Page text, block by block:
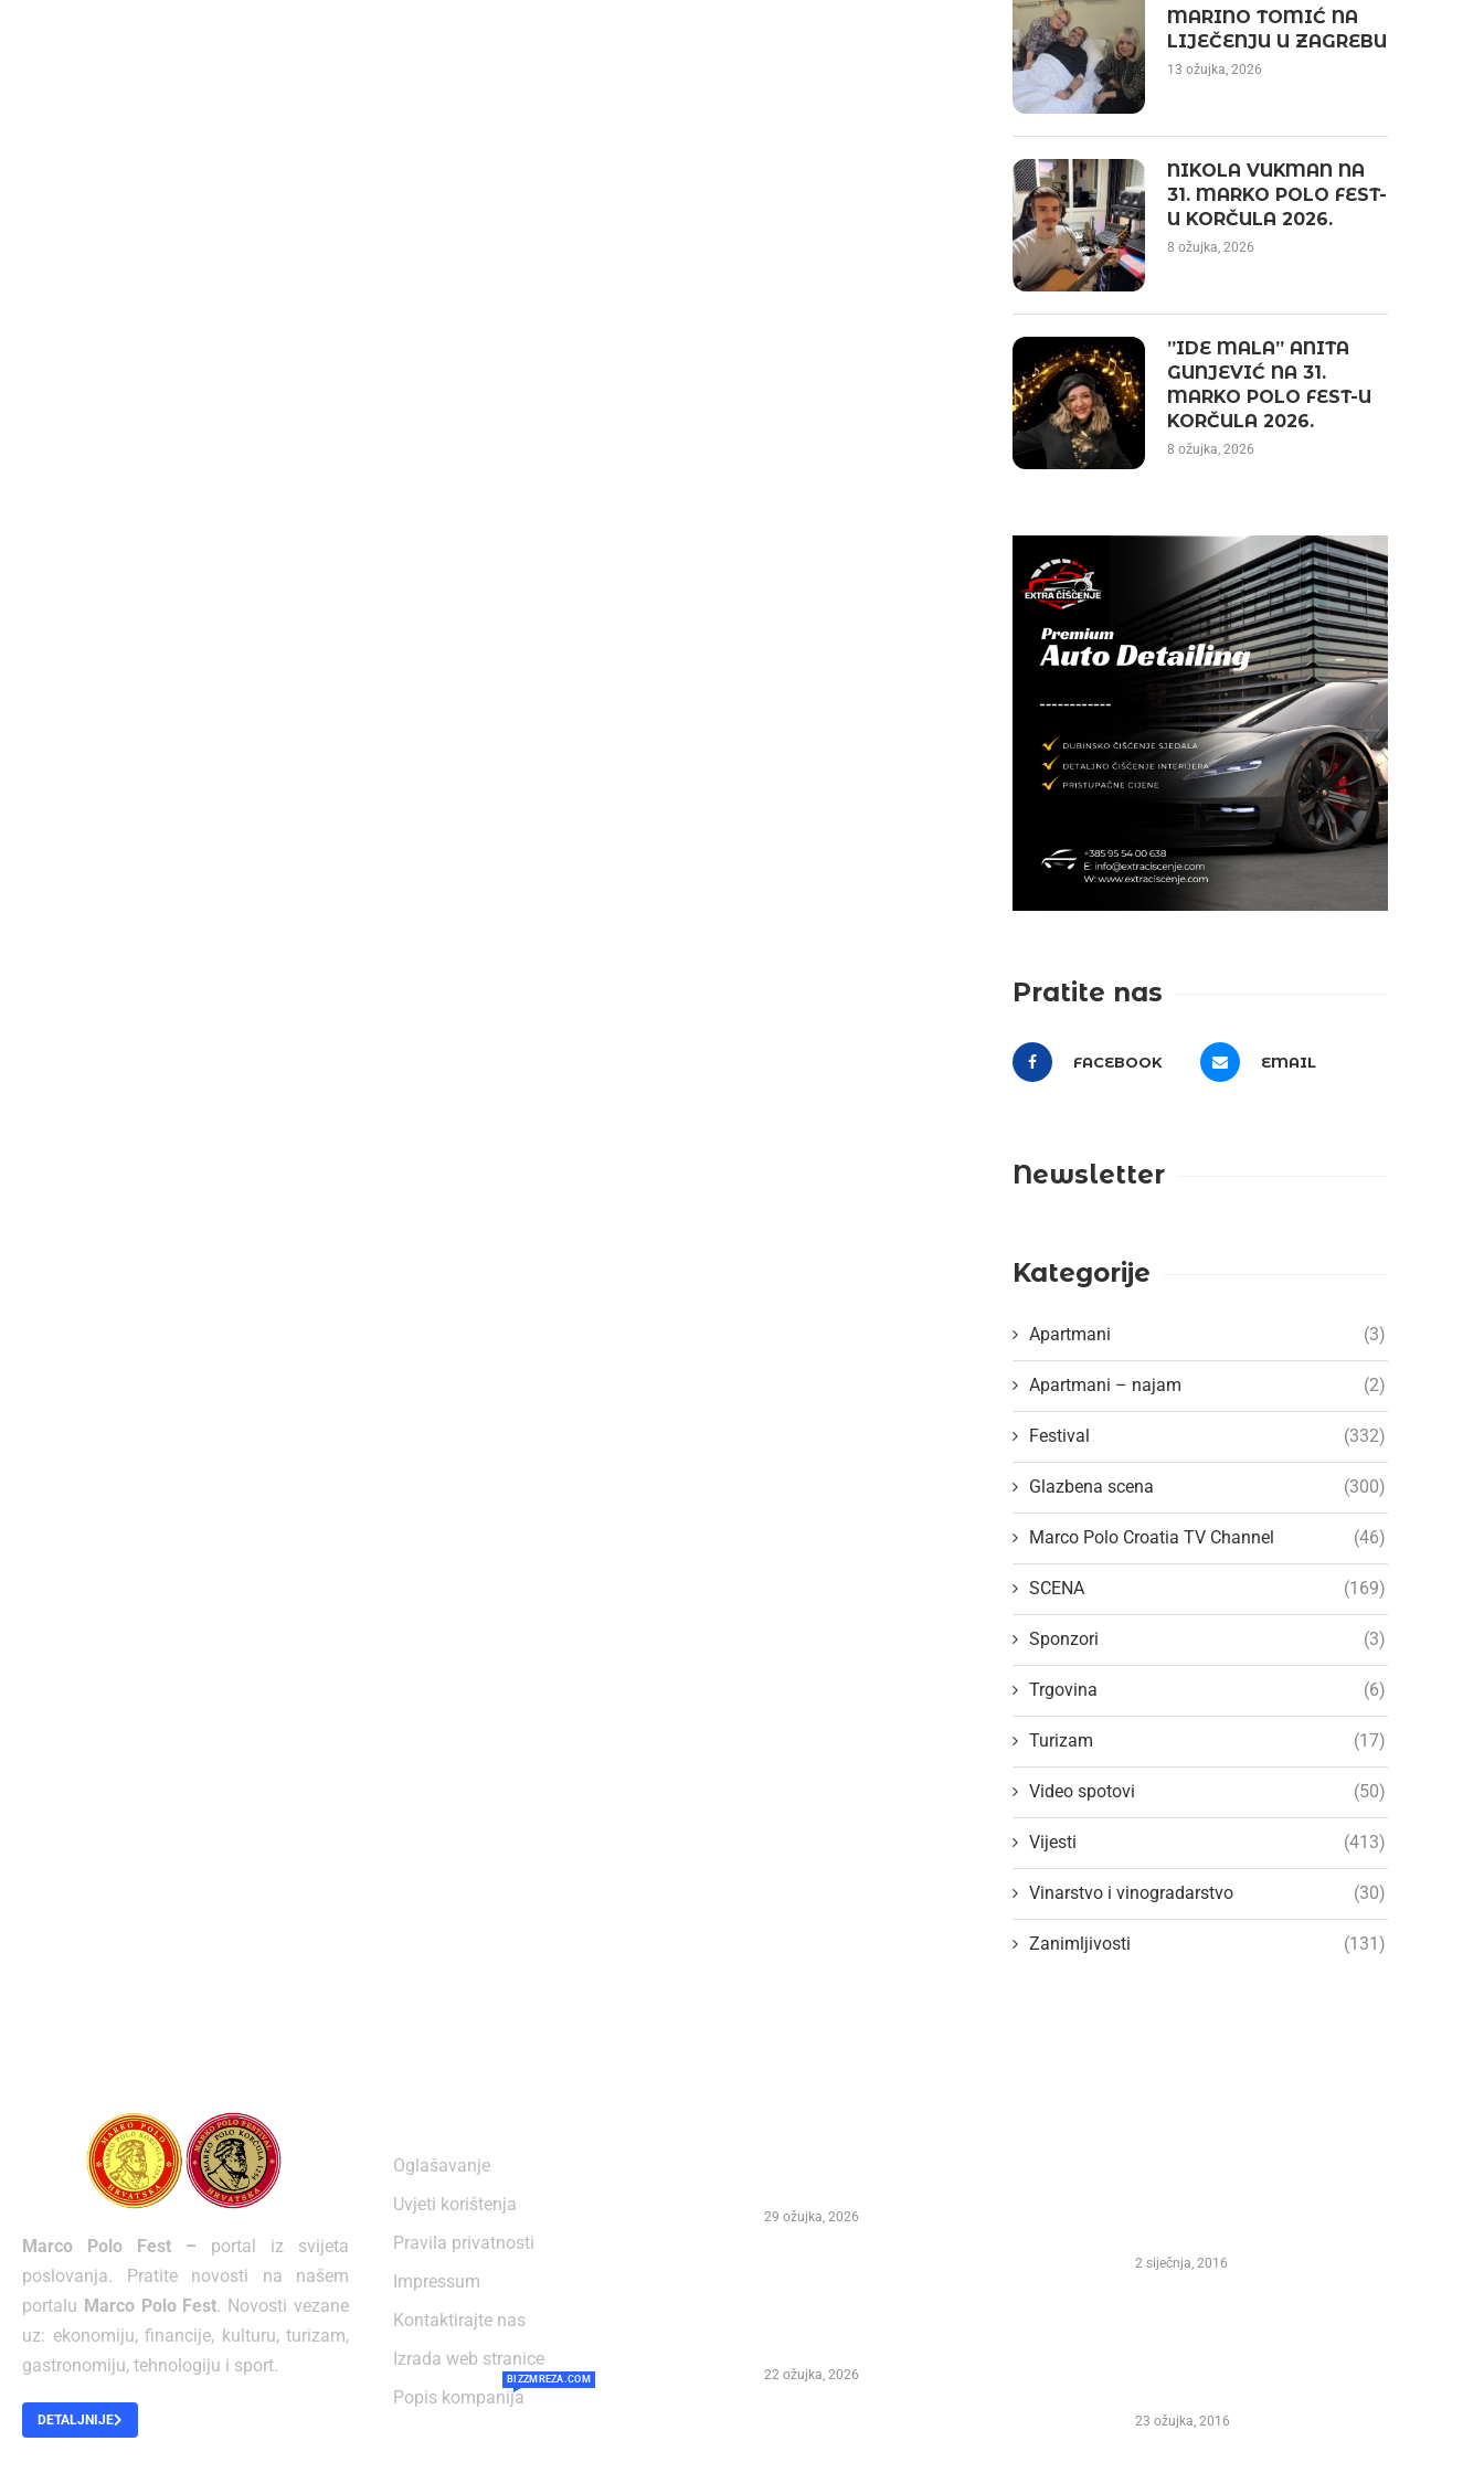
MARINO TOMIĆ NA
LIJEČENJU U ZAGREBU
13 ožujka, 2026
NIKOLA VUKMAN NA
31. MARKO POLO FEST-
U KORČULA 2026.
8 ožujka, 2026
”IDE MALA” ANITA
GUNJEVIĆ NA 31.
MARKO POLO FEST-U
KORČULA 2026.
8 ožujka, 2026
Pratite nas
FACEBOOK EMAIL
Newsletter
Kategorije
Apartmani (3)
Apartmani – najam (2)
Festival (332)
Glazbena scena (300)
Marco Polo Croatia TV Channel (46)
SCENA (169)
Sponzori (3)
Trgovina (6)
Turizam (17)
Video spotovi (50)
Vijesti (413)
Vinarstvo i vinogradarstvo (30)
Zanimljivosti (131)
Marco Polo Fest – portal iz svijeta
poslovanja. Pratite novosti na našem
portalu Marco Polo Fest. Novosti vezane
uz: ekonomiju, financije, kulturu, turizam,
gastronomiju, tehnologiju i sport.
DETALJNIJE
Oglašavanje
Uvjeti korištenja
Pravila privatnosti
Impressum
Kontaktirajte nas
Izrada web stranice
Popis kompanija
BIZZMREZA.COM
29 ožujka, 2026
22 ožujka, 2026
2 siječnja, 2016
23 ožujka, 2016